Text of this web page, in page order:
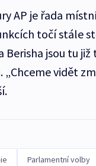
AP je řada
točí stále
Berisha jsou tu
„Chceme vidět
Parlamentní volby